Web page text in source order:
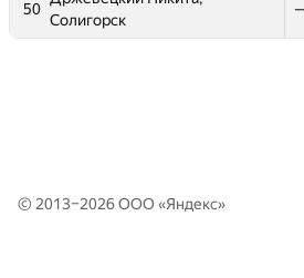
50
Солигорск
— — —
50
Солигорск
50
Солигорск
— — —
50
Солигорск
© 2013–2026 ООО «Яндекс»